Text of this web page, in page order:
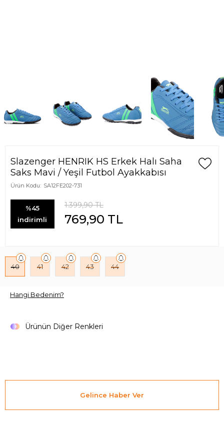
Slazenger HENRIK HS Erkek Halı Saha
Saks Mavi / Yeşil Futbol Ayakkabısı
Ürün Kodu: SA12FE202-731
%45
indirimli
1.399,90TL
769,90 TL
40 41 42 43 44
Hangi Bedenim?
Ürünün Diğer Renkleri
Gelince Haber Ver